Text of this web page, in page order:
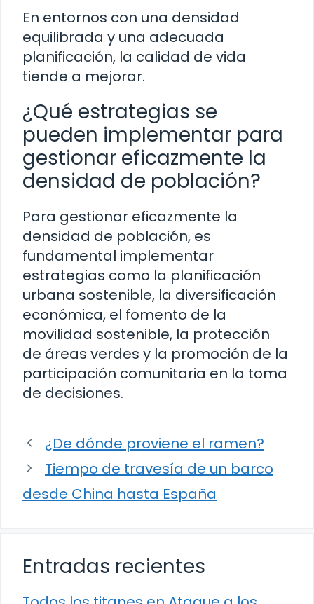
En entornos con una densidad
equilibrada y una adecuada
planificación, la calidad de vida
tiende a mejorar.
¿Qué estrategias se
pueden implementar para
gestionar eficazmente la
densidad de población?
Para gestionar eficazmente la
densidad de población, es
fundamental implementar
estrategias como la planificación
urbana sostenible, la diversificación
económica, el fomento de la
movilidad sostenible, la protección
de áreas verdes y la promoción de la
participación comunitaria en la toma
de decisiones.
¿De dónde proviene el ramen?
Tiempo de travesía de un barco
desde China hasta España
Entradas recientes